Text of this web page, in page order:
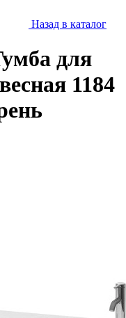
Назад в каталог
для
1184